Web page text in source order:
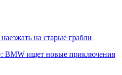
на старые грабли
BMW ищет новые приключения